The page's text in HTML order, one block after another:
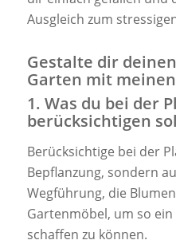
Ausgleich zum
Gestalte dir
Garten mit meinen
1. Was du bei der
berücksichtigen
Berücksichtige bei der
Bepflanzung, sondern
Wegführung, die
Gartenmöbel, um so
schaffen zu können.